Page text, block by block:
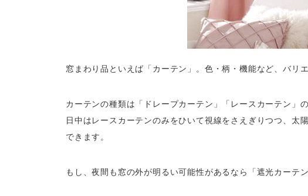
窓まわり品といえば「カーテン」。色・柄・機能など、バリ
カーテンの種類は「ドレープカーテン」「レースカーテン」
日中はレースカーテンのみをひいて視線をさえぎりつつ、太
できます。
もし、夜間も窓の外が明るい可能性があるなら「遮光カーテ